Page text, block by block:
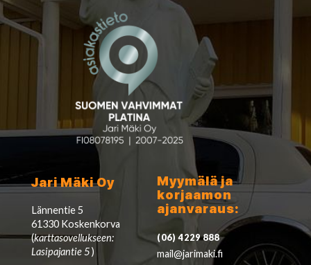
Jari Mäki Oy
Lännentie 5
61330 Koskenkorva
(karttasovellukseen:
Lasipajantie 5)
Myymälä ja
korjaamon
ajanvaraus:
(06) 4229 888
mail@jarimaki.fi